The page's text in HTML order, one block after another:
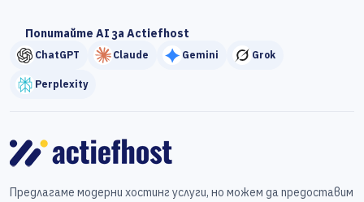
Попитайте AI за Actiefhost
ChatGPT Claude Gemini Grok
Perplexity
Предлагаме модерни хостинг услуги, но можем да предоставим